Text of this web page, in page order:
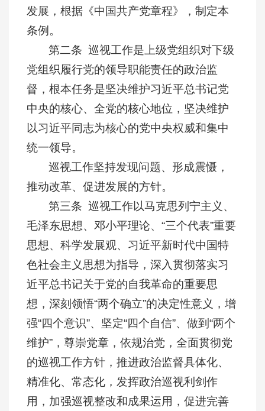
发展，根据《中国共产党章程》，制定本
条例。
第二条 巡视工作是上级党组织对下级
党组织履行党的领导职能责任的政治监
督，根本任务是坚决维护习近平总书记党
中央的核心、全党的核心地位，坚决维护
以习近平同志为核心的党中央权威和集中
统一领导。
巡视工作坚持发现问题、形成震慑，
推动改革、促进发展的方针。
第三条 巡视工作以马克思列宁主义、
毛泽东思想、邓小平理论、“三个代表”重要
思想、科学发展观、习近平新时代中国特
色社会主义思想为指导，深入贯彻落实习
近平总书记关于党的自我革命的重要思
想，深刻领悟“两个确立”的决定性意义，增
强“四个意识”、坚定“四个自信”、做到“两个
维护”，尊崇党章，依规治党，全面贯彻党
的巡视工作方针，推进政治监督具体化、
精准化、常态化，发挥政治巡视利剑作
用，加强巡视整改和成果运用，促进完善